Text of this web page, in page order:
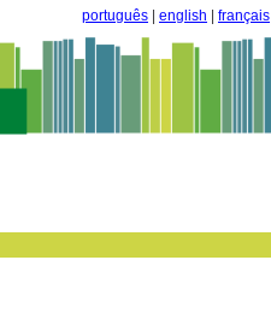
português english français